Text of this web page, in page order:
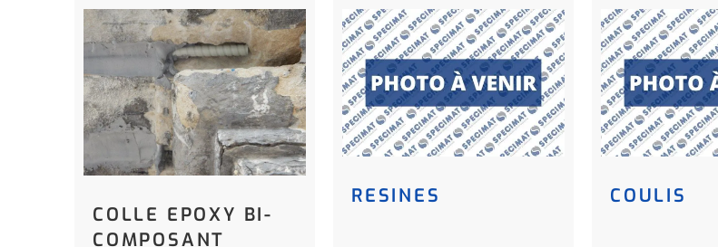
COLLE EPOXY BI-
COMPOSANT
RESINES COULIS